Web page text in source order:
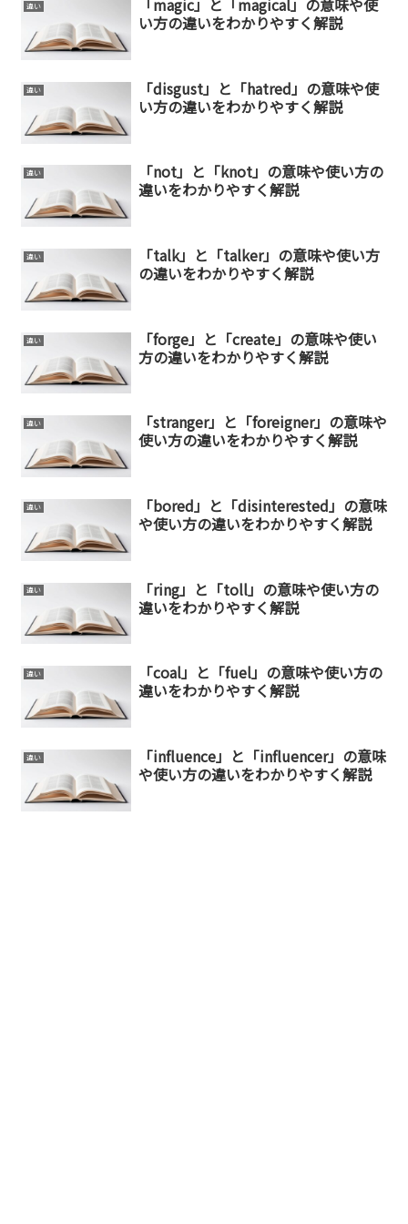
違い
「magic」と「magical」の意味や使
い方の違いをわかりやすく解説
違い
「disgust」と「hatred」の意味や使
い方の違いをわかりやすく解説
違い
「not」と「knot」の意味や使い方の
違いをわかりやすく解説
違い
「talk」と「talker」の意味や使い方
の違いをわかりやすく解説
違い
「forge」と「create」の意味や使い
方の違いをわかりやすく解説
違い
「stranger」と「foreigner」の意味や
使い方の違いをわかりやすく解説
違い
「bored」と「disinterested」の意味
や使い方の違いをわかりやすく解説
違い
「ring」と「toll」の意味や使い方の
違いをわかりやすく解説
違い
「coal」と「fuel」の意味や使い方の
違いをわかりやすく解説
違い
「influence」と「influencer」の意味
や使い方の違いをわかりやすく解説